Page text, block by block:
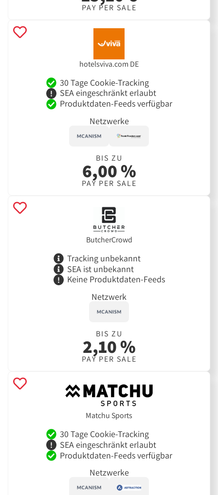
PAY PER SALE
hotelsviva.com DE
30 Tage Cookie-Tracking
SEA eingeschränkt erlaubt
Produktdaten-Feeds verfügbar
Netzwerke
BIS ZU
6,00 %
PAY PER SALE
ButcherCrowd
Tracking unbekannt
SEA ist unbekannt
Keine Produktdaten-Feeds
Netzwerk
BIS ZU
2,10 %
PAY PER SALE
Matchu Sports
30 Tage Cookie-Tracking
SEA eingeschränkt erlaubt
Produktdaten-Feeds verfügbar
Netzwerke